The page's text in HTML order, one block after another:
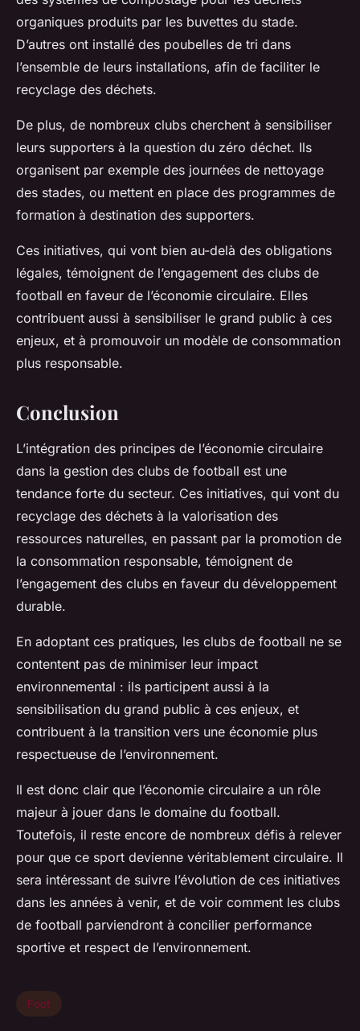
organiques produits par les buvettes du stade.
D’autres ont installé des poubelles de tri dans
l’ensemble de leurs installations, afin de faciliter le
recyclage des déchets.
De plus, de nombreux clubs cherchent à sensibiliser
leurs supporters à la question du zéro déchet. Ils
organisent par exemple des journées de nettoyage
des stades, ou mettent en place des programmes de
formation à destination des supporters.
Ces initiatives, qui vont bien au-delà des obligations
légales, témoignent de l’engagement des clubs de
football en faveur de l’économie circulaire. Elles
contribuent aussi à sensibiliser le grand public à ces
enjeux, et à promouvoir un modèle de consommation
plus responsable.
Conclusion
L’intégration des principes de l’économie circulaire
dans la gestion des clubs de football est une
tendance forte du secteur. Ces initiatives, qui vont du
recyclage des déchets à la valorisation des
ressources naturelles, en passant par la promotion de
la consommation responsable, témoignent de
l’engagement des clubs en faveur du développement
durable.
En adoptant ces pratiques, les clubs de football ne se
contentent pas de minimiser leur impact
environnemental : ils participent aussi à la
sensibilisation du grand public à ces enjeux, et
contribuent à la transition vers une économie plus
respectueuse de l’environnement.
Il est donc clair que l’économie circulaire a un rôle
majeur à jouer dans le domaine du football.
Toutefois, il reste encore de nombreux défis à relever
pour que ce sport devienne véritablement circulaire. Il
sera intéressant de suivre l’évolution de ces initiatives
dans les années à venir, et de voir comment les clubs
de football parviendront à concilier performance
sportive et respect de l’environnement.
Foot